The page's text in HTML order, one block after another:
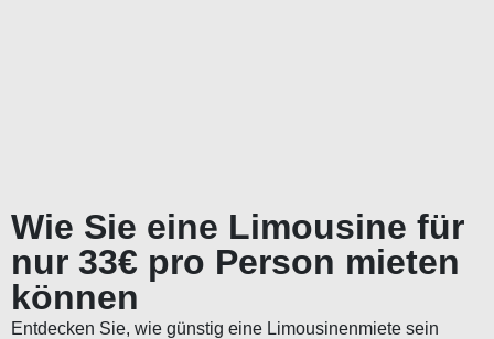
Wie Sie eine Limousine für
nur 33€ pro Person mieten
können
Entdecken Sie, wie günstig eine Limousinenmiete sein